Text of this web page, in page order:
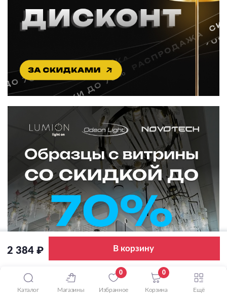
2 384 ₽ В корзину
Каталог Магазины
0
Избранное
0
Корзина Ещё